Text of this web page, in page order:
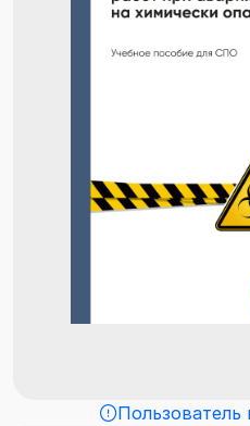
Пользователь